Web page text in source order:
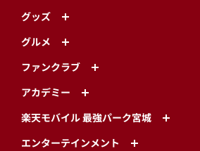
グッズ
グルメ
ファンクラブ
アカデミー
楽天モバイル 最強パーク宮城
エンターテインメント